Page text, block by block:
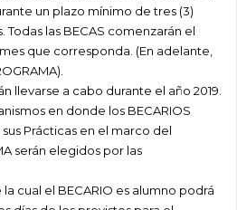
un plazo mínimo de tres (3)
Todas las BECAS comenzarán el
que corresponda. (En adelante,
llevarse a cabo durante el año 2019.
en donde los BECARIOS
Prácticas en el marco del
serán elegidos por las
la cual el BECARIO es alumno podrá